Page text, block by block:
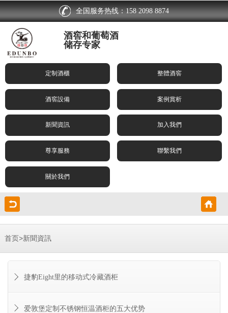
全国服务热线：158 2098 8874
酒窖和葡萄酒
储存专家
定制酒櫃 整體酒窖
酒窖設備 案例賞析
新聞資訊 加入我們
尊享服務 聯繫我們
關於我們
首页>新聞資訊
捷豹Eight里的移动式冷藏酒柜
爱敦堡定制不锈钢恒温酒柜的五大优势